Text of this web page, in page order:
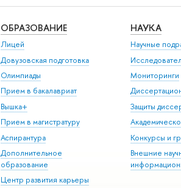
ОБРАЗОВАНИЕ
Лицей
Довузовская подготовка
Олимпиады
Прием в бакалавриат
Вышка+
Прием в магистратуру
Аспирантура
Дополнительное
образование
Центр развития карьеры
НАУКА
Научные
Мониторинги
Защиты
Конкурсы и
Внешние